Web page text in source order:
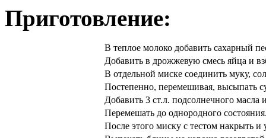
Приготовление:
В теплое молоко добавить сахарный
Добавить в дрожжевую смесь яйца и
В отдельной миске соединить муку,
Постепенно, перемешивая, высыпать
Добавить 3 ст.л. подсолнечного масла
Перемешать до однородного
После этого миску с тестом накрыть и